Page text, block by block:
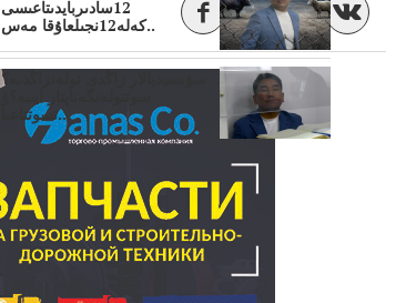
12سادىربايدىتاعىسى
كەلە12نجىلعاۇقا مەس..
سۋبسيديالار زاڭدى تولەنزاڭدىە؟
تسوتتاعىا..